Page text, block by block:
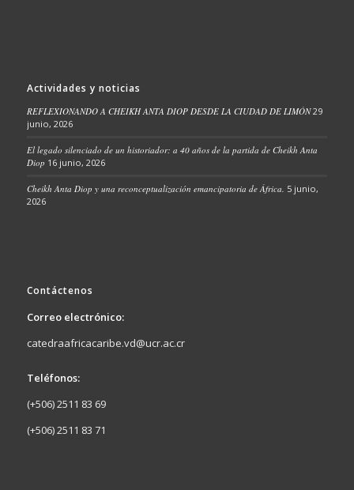
Actividades y noticias
REFLEXIONANDO A CHEIKH ANTA DIOP DESDE LA CIUDAD DE LIMÓN 29
junio, 2026
El legado silenciado de un historiador: a 40 años de la partida de Cheikh Anta
Diop 16 junio, 2026
Cheikh Anta Diop y una reconceptualización emancipatoria de África. 5 junio,
2026
Contáctenos
Correo electrónico:
catedraafricacaribe.vd@ucr.ac.cr
Teléfonos:
(+506) 2511 83 69
(+506) 2511 83 71